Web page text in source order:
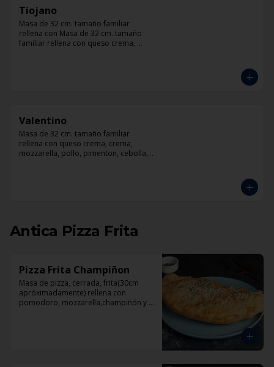
Tiojano
Masa de 32 cm. tamaño familiar
rellena con Masa de 32 cm. tamaño
familiar rellena con queso crema,
Valentino
Masa de 32 cm. tamaño familiar
rellena con queso crema, crema,
mozzarella, pollo, pimenton, cebolla,
Antica Pizza Frita
Pizza Frita Champiñon
Masa de pizza, cerrada, frita(30cm
apróximadamente) rellena con
pomodoro, mozzarella,champiñón y